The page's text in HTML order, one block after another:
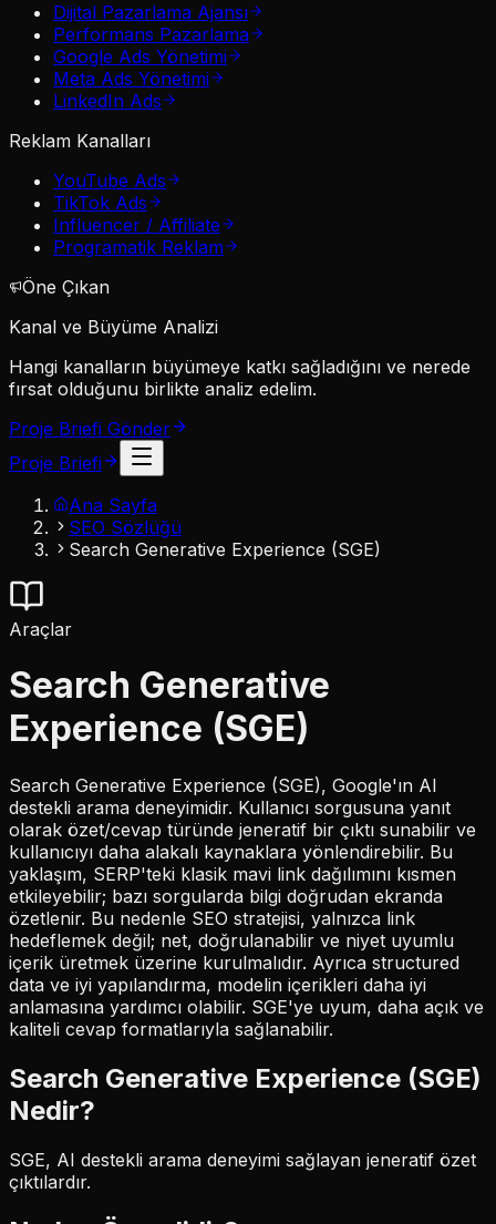
Dijital Pazarlama Ajansı
Performans Pazarlama
Google Ads Yönetimi
Meta Ads Yönetimi
LinkedIn Ads
Reklam Kanalları
YouTube Ads
TikTok Ads
Influencer / Affiliate
Programatik Reklam
Öne Çıkan
Kanal ve Büyüme Analizi
Hangi kanalların büyümeye katkı sağladığını ve nerede
fırsat olduğunu birlikte analiz edelim.
Proje Briefi Gönder
Proje Briefi
Ana Sayfa
SEO Sözlüğü
Search Generative Experience (SGE)
Araçlar
Search Generative
Experience (SGE)
Search Generative Experience (SGE), Google'ın AI
destekli arama deneyimidir. Kullanıcı sorgusuna yanıt
olarak özet/cevap türünde jeneratif bir çıktı sunabilir ve
kullanıcıyı daha alakalı kaynaklara yönlendirebilir. Bu
yaklaşım, SERP'teki klasik mavi link dağılımını kısmen
etkileyebilir; bazı sorgularda bilgi doğrudan ekranda
özetlenir. Bu nedenle SEO stratejisi, yalnızca link
hedeflemek değil; net, doğrulanabilir ve niyet uyumlu
içerik üretmek üzerine kurulmalıdır. Ayrıca structured
data ve iyi yapılandırma, modelin içerikleri daha iyi
anlamasına yardımcı olabilir. SGE'ye uyum, daha açık ve
kaliteli cevap formatlarıyla sağlanabilir.
Search Generative Experience (SGE)
Nedir?
SGE, AI destekli arama deneyimi sağlayan jeneratif özet
çıktılardır.